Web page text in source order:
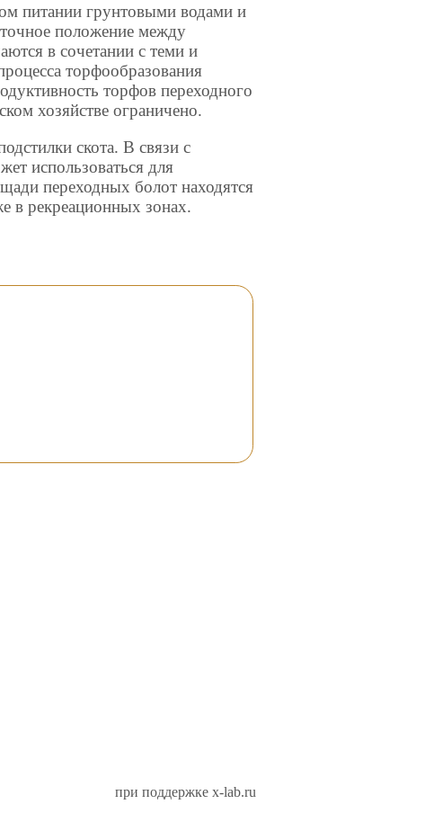
питании грунтовыми водами и
положение между
в сочетании с теми и
торфообразования
торфов переходного
хозяйстве ограничено.
скота. В связи с
использоваться для
переходных болот находятся
в рекреационных зонах.
при поддержке x-lab.ru